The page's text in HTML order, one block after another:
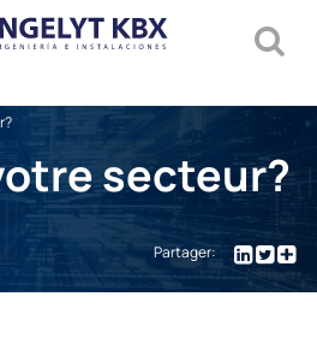
secteur?
Partager: